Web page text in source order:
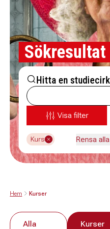
Sökresultat
Hitta en
Visa filter
Kurs Rensa
Hem Kurser
Alla
Kurser